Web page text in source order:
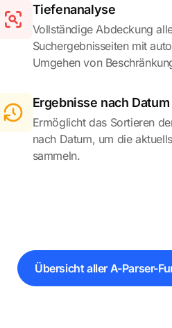
Tiefenanalyse
Vollständige Abdeckung
Suchergebnisseiten mit
Umgehen von
Ergebnisse nach
Ermöglicht das Sortieren
nach Datum, um die
sammeln.
Übersicht aller A-Parser-